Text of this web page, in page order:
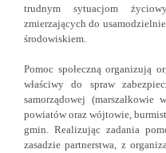
trudnym sytuacjom
zmierzających do
środowiskiem.
Pomoc społeczną organizują
właściwy do spraw
samorządowej (marszałkowie
powiatów oraz wójtowie,
gmin. Realizując zadania
zasadzie partnerstwa, z